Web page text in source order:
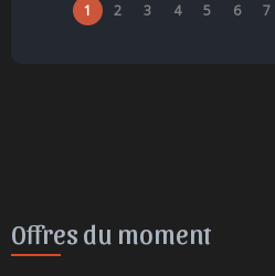
1 2 3 4 5 6 7
Offres du moment